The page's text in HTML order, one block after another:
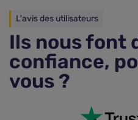
L'avis des utilisateurs
Ils nous font
confiance,
vous ?